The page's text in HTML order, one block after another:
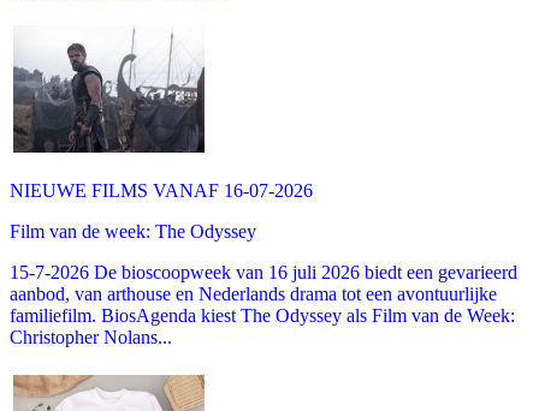
NIEUWE FILMS VANAF 16-07-2026
Film van de week: The Odyssey
15-7-2026 De bioscoopweek van 16 juli 2026 biedt een gevarieerd
aanbod, van arthouse en Nederlands drama tot een avontuurlijke
familiefilm. BiosAgenda kiest The Odyssey als Film van de Week:
Christopher Nolans...